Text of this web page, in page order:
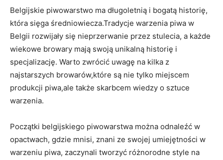
Belgijskie ​piwowarstwo⁣ ma‌ długoletnią i bogatą historię,
która sięga średniowiecza.Tradycje ⁣warzenia piwa w
Belgii⁢ rozwijały się nieprzerwanie przez ⁢stulecia,​ a ⁣każde
⁢wiekowe browary mają swoją ⁢unikalną‍ historię i
‌specjalizację. Warto zwrócić uwagę na kilka z
najstarszych browarów,które są nie ⁢tylko ​miejscem‍
produkcji piwa,ale ⁣także skarbcem wiedzy o sztuce
⁣warzenia.
Początki belgijskiego⁤ piwowarstwa można odnaleźć w
opactwach, gdzie ​mnisi, znani ze swojej⁣ umiejętności w
warzeniu piwa, zaczynali tworzyć⁤ różnorodne ​style na